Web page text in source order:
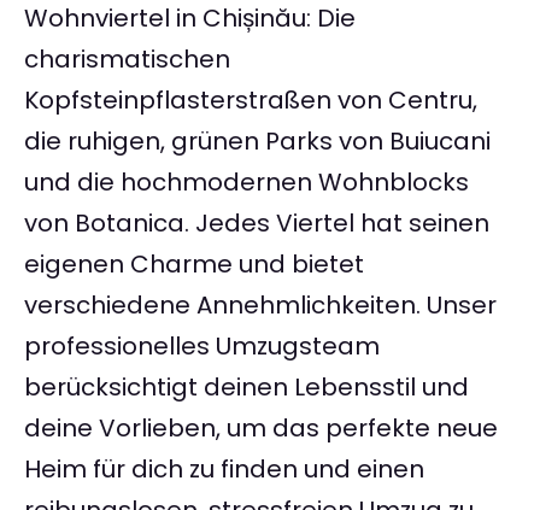
Wohnviertel in Chișinău: Die
charismatischen
Kopfsteinpflasterstraßen von Centru,
die ruhigen, grünen Parks von Buiucani
und die hochmodernen Wohnblocks
von Botanica. Jedes Viertel hat seinen
eigenen Charme und bietet
verschiedene Annehmlichkeiten. Unser
professionelles Umzugsteam
berücksichtigt deinen Lebensstil und
deine Vorlieben, um das perfekte neue
Heim für dich zu finden und einen